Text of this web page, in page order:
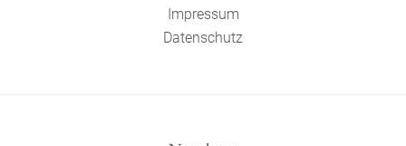
Impressum
Datenschutz